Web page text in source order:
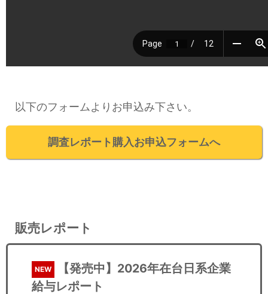
以下のフォームよりお申込み下さい。
調査レポート購入お申込フォームへ
販売レポート
NEW
【発売中】2026年在台日系企業
給与レポート